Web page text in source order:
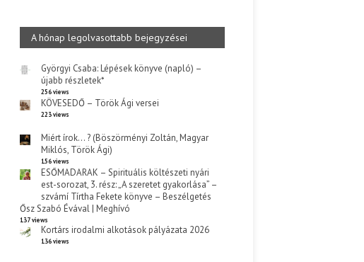
A hónap legolvasottabb bejegyzései
Györgyi Csaba: Lépések könyve (napló) –
újabb részletek*
256 views
KÖVESEDŐ – Török Ági versei
223 views
Miért írok… ? (Böszörményi Zoltán, Magyar
Miklós, Török Ági)
156 views
ESŐMADARAK – Spirituális költészeti nyári
est-sorozat, 3. rész: „A szeretet gyakorlása” –
szvámí Tírtha Fekete könyve – Beszélgetés
Ősz Szabó Évával | Meghívó
137 views
Kortárs irodalmi alkotások pályázata 2026
136 views